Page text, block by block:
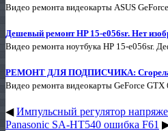
Видео ремонта видеокарты ASUS
Дешевый ремонт HP 15-e056sr. Нет
Видео ремонта ноутбука HP 15-e056sr.
РЕМОНТ ДЛЯ ПОДПИСЧИКА: Сгорела
Видео ремонта видеокарты GeForce GTX
◀Импульсный регулятор
Panasonic SA-HT540 ошибка F61